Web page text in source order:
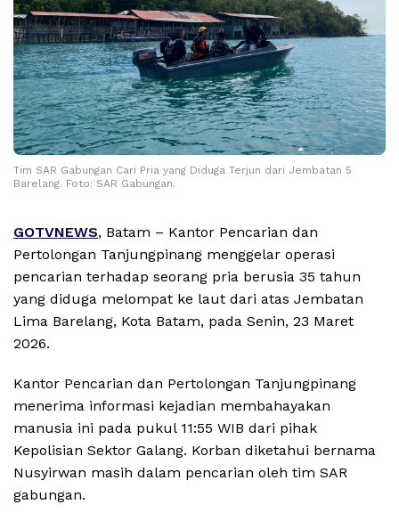
Tim SAR Gabungan Cari Pria yang Diduga Terjun dari Jembatan 5
Barelang. Foto: SAR Gabungan.
GOTVNEWS, Batam – Kantor Pencarian dan
Pertolongan Tanjungpinang menggelar operasi
pencarian terhadap seorang pria berusia 35 tahun
yang diduga melompat ke laut dari atas Jembatan
Lima Barelang, Kota Batam, pada Senin, 23 Maret
2026.
Kantor Pencarian dan Pertolongan Tanjungpinang
menerima informasi kejadian membahayakan
manusia ini pada pukul 11:55 WIB dari pihak
Kepolisian Sektor Galang. Korban diketahui bernama
Nusyirwan masih dalam pencarian oleh tim SAR
gabungan.